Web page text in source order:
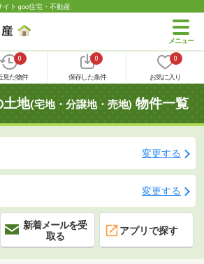
イト goo住宅・不動産
0
見た物件
0
保存した条件
0
お気に入り
土地(宅地・分譲地・売地) 物件一覧
変更する
変更する
新着メールを受
取る
アプリで探す